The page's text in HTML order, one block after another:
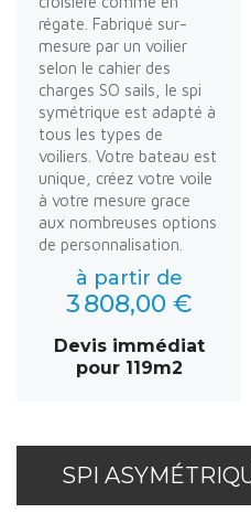
régate. Fabriqué sur-
mesure par un voilier
selon le cahier des
charges SO sails, le spi
symétrique est adapté à
tous les types de
voiliers. Votre bateau est
unique, créez votre voile
à votre mesure grace
aux nombreuses options
de personnalisation.
à partir de
3 808,00 €
Devis immédiat
pour 119m2
SPI